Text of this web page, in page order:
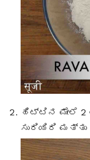
ಹಿಟ್ಟಿನ ಮೇಲೆ 2
ಸುರಿಯಿರಿ ಮತ್ತು